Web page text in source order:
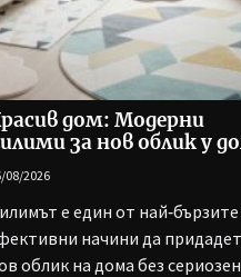
дом: Модерни
за нов облик у
08/2026
е един от най‑бързите
начини да
облик на дома без сериозен